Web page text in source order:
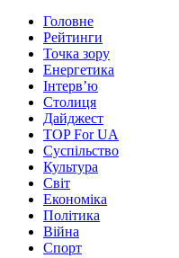
Головне
Рейтинги
Точка зору
Енергетика
Інтерв’ю
Столиця
Дайджест
TOP For UA
Суспiльство
Культура
Світ
Економіка
Політика
Війна
Спорт